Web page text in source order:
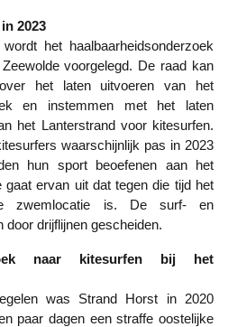
2023
het haalbaarheidsonderzoek
voorgelegd. De raad kan
het laten uitvoeren van het
en instemmen met het laten
het Lanterstrand voor kitesurfen.
waarschijnlijk pas in 2023
hun sport beoefenen aan het
gaat ervan uit dat tegen die tijd het
zwemlocatie is. De surf- en
drijflijnen gescheiden.
was Strand Horst in 2020
paar dagen een straffe oostelijke